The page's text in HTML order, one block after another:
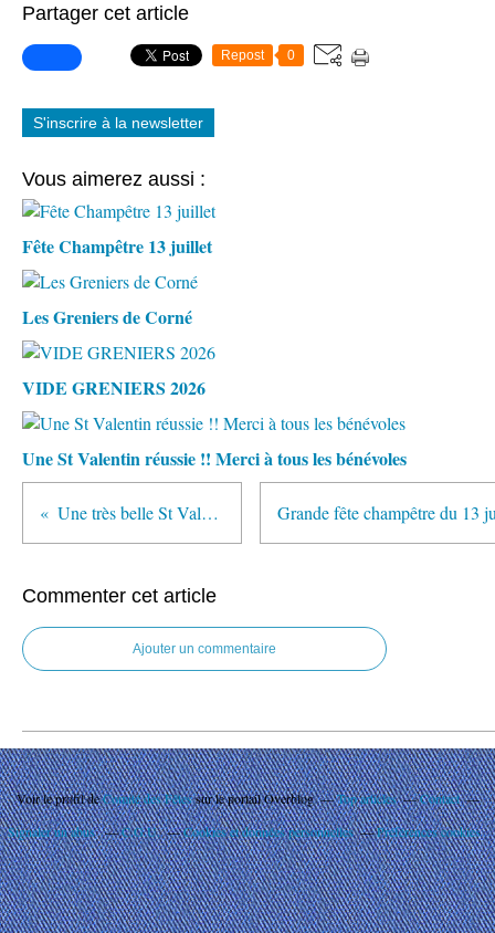
Partager cet article
Repost 0
S'inscrire à la newsletter
Vous aimerez aussi :
Fête Champêtre 13 juillet
Les Greniers de Corné
VIDE GRENIERS 2026
Une St Valentin réussie !! Merci à tous les bénévoles
Une très belle St Valentin
Commenter cet article
Ajouter un commentaire
Voir le profil deComité des Fêtessur le portail Overblog Top articles
Contact
Signaler un abus
C.G.U. Cookies et données personnelles Préférences cookies